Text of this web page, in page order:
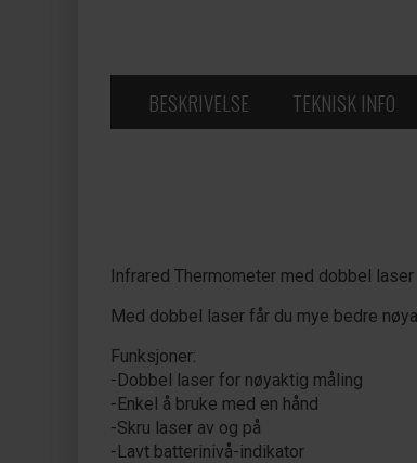
BESKRIVELSE TEKNISK INFO
Infrared Thermometer med dobbel laser
Med dobbel laser får du mye bedre
Funksjoner:
-Dobbel laser for nøyaktig måling
-Enkel å bruke med en hånd
-Skru laser av og på
-Lavt batterinivå-indikator